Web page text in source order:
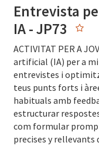
Entrevista
IA - JP73
ACTIVITAT PER A
artificial (IA) per a
entrevistes i
teus punts forts i
habituals amb
estructurar
com formular
precises y rellevants